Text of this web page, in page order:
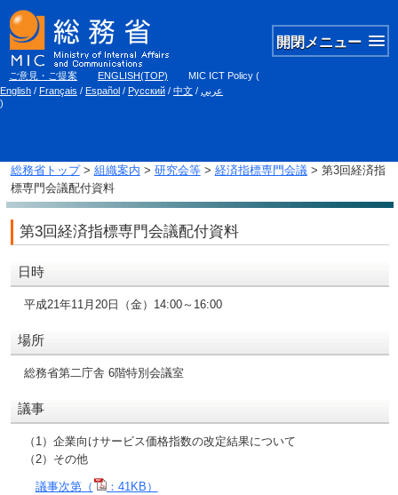
開閉メニュー
ご意見・ご提案 ENGLISH(TOP) MIC ICT Policy (
English / Français / Español / Русский / 中文 / عربي
)
総務省トップ> 組織案内 > 研究会等> 経済指標専門会議> 第3回経済指
標専門会議配付資料
第3回経済指標専門会議配付資料
日時
平成21年11月20日（金）14:00～16:00
場所
総務省第二庁舎 6階特別会議室
議事
（1）企業向けサービス価格指数の改定結果について
（2）その他
議事次第（ ：41KB）